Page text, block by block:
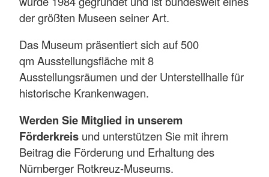
der größten Museen seiner Art.
Das Museum präsentiert sich auf 500
qm Ausstellungsfläche mit 8
Ausstellungsräumen und der Unterstellhalle für
historische Krankenwagen.
Werden Sie Mitglied in unserem
Förderkreis und unterstützen Sie mit ihrem
Beitrag die Förderung und Erhaltung des
Nürnberger Rotkreuz-Museums.